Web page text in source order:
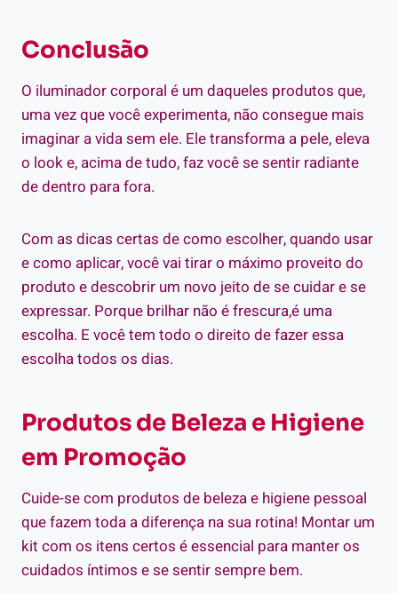
Conclusão
O iluminador corporal é um daqueles produtos que,
uma vez que você experimenta, não consegue mais
imaginar a vida sem ele. Ele transforma a pele, eleva
o look e, acima de tudo, faz você se sentir radiante
de dentro para fora.
Com as dicas certas de como escolher, quando usar
e como aplicar, você vai tirar o máximo proveito do
produto e descobrir um novo jeito de se cuidar e se
expressar. Porque brilhar não é frescura,é uma
escolha. E você tem todo o direito de fazer essa
escolha todos os dias.
Produtos de Beleza e Higiene
em Promoção
Cuide-se com produtos de beleza e higiene pessoal
que fazem toda a diferença na sua rotina! Montar um
kit com os itens certos é essencial para manter os
cuidados íntimos e se sentir sempre bem.